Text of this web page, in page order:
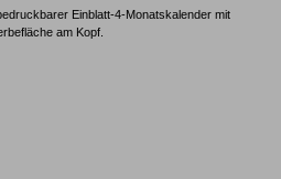
Einblatt-4-Monatskalender mit
am Kopf.